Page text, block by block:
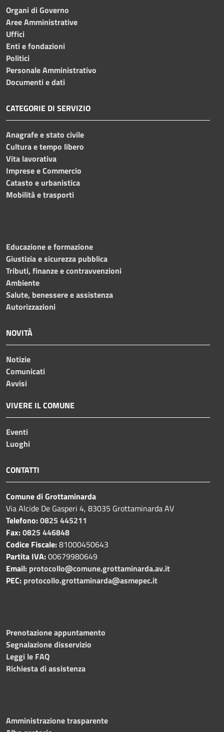
Organi di Governo
Aree Amministrative
Uffici
Enti e fondazioni
Politici
Personale Amministrativo
Documenti e dati
CATEGORIE DI SERVIZIO
Anagrafe e stato civile
Cultura e tempo libero
Vita lavorativa
Imprese e Commercio
Catasto e urbanistica
Mobilità e trasporti
Educazione e formazione
Giustizia e sicurezza pubblica
Tributi, finanze e contravvenzioni
Ambiente
Salute, benessere e assistenza
Autorizzazioni
NOVITÀ
Notizie
Comunicati
Avvisi
VIVERE IL COMUNE
Eventi
Luoghi
CONTATTI
Comune di Grottaminarda
Via Alcide De Gasperi 4, 83035 Grottaminarda AV
Telefono:0825 445211
Fax:0825 446848
Codice Fiscale:81000450643
Partita IVA:00679980649
Email: protocollo@comune.grottaminarda.av.it
PEC: protocollo.grottaminarda@asmepec.it
Prenotazione appuntamento
Segnalazione disservizio
Leggi le FAQ
Richiesta di assistenza
Amministrazione trasparente